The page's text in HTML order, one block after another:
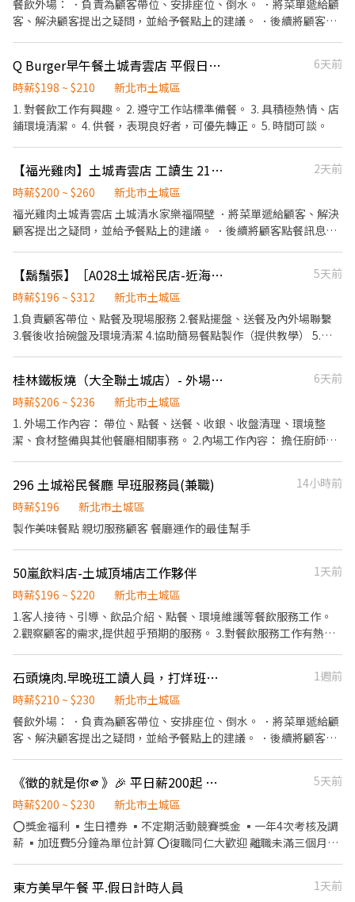
→料理製作→提供餐點→餐具清洗→庫存盤點、出貨 等 ⭕獎金福利
合作及交流，採納同仁的意見，提升參與感 ▪除學習到日本商業禮
儀、衛生知識及專業的烹飪技巧，還可接觸店鋪的經營管理，例
力及成果將有升遷加薪的機會 ▪享有完善的福利制度，加班費為5
分鐘為單位計算，重視員工的辛勤付出 ▪計畫拓展全台灣，讓更多
人有機會品嚐美味平價壽司，致力成為頂尖品牌
餐飲外場： ．負責為顧客帶位、安排座位、倒水。 ．將菜單遞給顧
客、解決顧客提出之疑問，並給予餐點上的建議。 ．後續將顧客點
負責結帳、收銀等工作。 餐飲內場： ．擔任廚師的助手，處理烹飪
前與烹飪中之準備工作與其他餐廳相關事務。 ．負責洗、剝、削、
切各種食材。 ．負責清理工作環境、設備和餐具。 ．準備不同餐點
所需要的食材。 ．協助測量食材的容量與重量。 ．負責擺盤、打包
Q Burger早午餐土城青雲店 平假日計時人員
6天前
時薪$198 ~ $210
新北市土城區
1. 對餐飲工作有興趣。 2. 遵守工作站標準備餐。 3. 具積極熱情、店
鋪環境清潔。 4. 供餐，表現良好者，可優先轉正。 5. 時間可談。
【福光雞肉】土城青雲店 工讀生 210/h起
2天前
時薪$200 ~ $260
新北市土城區
福光雞肉土城青雲店 土城清水家樂福隔壁 ．將菜單遞給顧客、解決
顧客提出之疑問，並給予餐點上的建議。 ．後續將顧客點餐訊息通
工作環境、設備和餐具。 ．準備不同餐點所需要的食材。 ．協助測
量食材的容量與重量。 ．負責擺盤、打包外帶服務。 上班時段 請先
確認是否能夠配合 平日早班10:00-14:30 平日晚班 16:30-21:30 假日
班10:00-21:30(14:30-16:30為空班) 希望為長期工讀，寒/暑期工讀
【鬍鬚張】［A028土城裕民店-近海山捷運］餐飲(計時)服務人員
5天前
時薪$196 ~ $312
新北市土城區
1.負責顧客帶位、點餐及現場服務 2.餐點擺盤、送餐及內外場聯繫
3.餐後收拾碗盤及環境清潔 4.協助簡易餐點製作（提供教學） 5.結
配合門市排班（含假日） 【工作時間】（排班制） 09:00－14:00
11:00－14:00 17:00－21:00 18:00－21:00 21:00－23:00 21:00－
01:30 (實際排班依門市需求安排）
桂林鐵板燒（大全聯土城店）- 外場兼職人員
6天前
時薪$206 ~ $236
新北市土城區
1. 外場工作內容： 帶位、點餐、送餐、收銀、收盤清理、環境整
潔、食材整備與其他餐廳相關事務。 2.內場工作內容： 擔任廚師之
境整潔 4.彈性排班，雙週排班 5.休息時間免費供餐 🎓歡迎應屆畢業
生🎓
296 土城裕民餐廳 早班服務員(兼職)
14小時前
時薪$196
新北市土城區
製作美味餐點 親切服務顧客 餐廳運作的最佳幫手
50嵐飲料店-土城頂埔店工作夥伴
1天前
時薪$196 ~ $220
新北市土城區
1.客人接待、引導、飲品介紹、點餐、環境維護等餐飲服務工作。
2.觀察顧客的需求,提供超乎預期的服務。 3.對餐飲服務工作有熱
可)。 7.時段可談。 8.Google map 地圖有異，正確位子頂埔國小對
面。 工作地點:土城與萬華。
石頭燒肉.早晚班工讀人員，打烊班人員
1週前
時薪$210 ~ $230
新北市土城區
餐飲外場： ．負責為顧客帶位、安排座位、倒水。 ．將菜單遞給顧
客、解決顧客提出之疑問，並給予餐點上的建議。 ．後續將顧客點
負責結帳、收銀等工作。 餐飲內場： ．擔任廚師的助手，處理烹飪
前與烹飪中之準備工作與其他餐廳相關事務。 ．負責洗、剝、削、
切各種食材。 ．負責清理工作環境、設備和餐具。 ．準備不同餐點
所需要的食材。 ．協助測量食材的容量與重量。 ．負責擺盤、打包
《徵的就是你🫵》🎉 平日薪200起 假日210起 🎉
5天前
時薪$200 ~ $230
新北市土城區
⭕獎金福利 ▪生日禮券 ▪不定期活動競賽獎金 ▪一年4次考核及調
薪 ▪加班費5分鐘為單位計算 ⭕復職同仁大歡迎 離職未滿三個月者
習簽約 ▪排班時段：8:30~18:00或18:00~23:00(請於面試時與主管
東方美早午餐 平.假日計時人員
1天前